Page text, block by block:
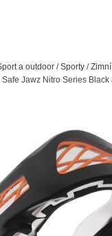
a outdoor /Sporty /
Jawz Nitro Series Black